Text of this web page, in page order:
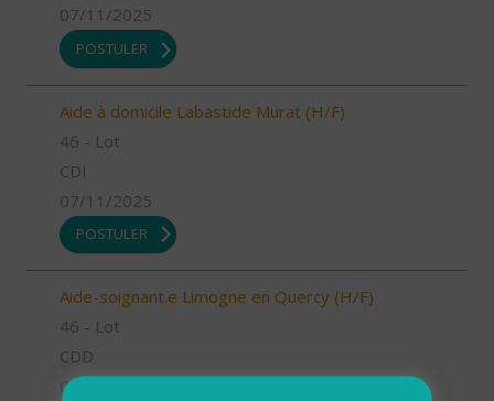
07/11/2025
POSTULER
Aide à domicile Labastide Murat (H/F)
46 - Lot
CDI
07/11/2025
POSTULER
Aide-soignant.e Limogne en Quercy (H/F)
46 - Lot
CDD
07/11/2025